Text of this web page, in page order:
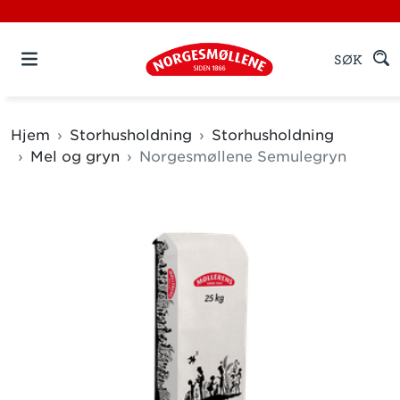
SØK
Hjem Storhusholdning
Storhusholdning
Mel og gryn
Norgesmøllene Semulegryn